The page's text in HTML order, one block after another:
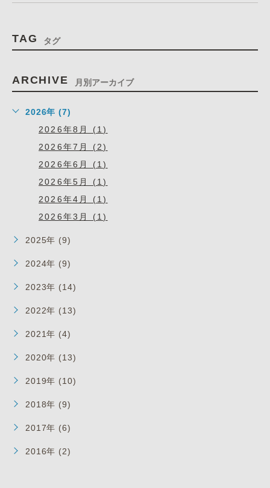
TAG タグ
ARCHIVE 月別アーカイブ
2026年 (7)
2026年8月 (1)
2026年7月 (2)
2026年6月 (1)
2026年5月 (1)
2026年4月 (1)
2026年3月 (1)
2025年 (9)
2024年 (9)
2023年 (14)
2022年 (13)
2021年 (4)
2020年 (13)
2019年 (10)
2018年 (9)
2017年 (6)
2016年 (2)